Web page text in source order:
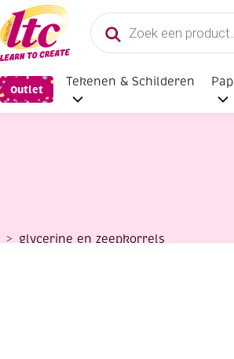
Producten
zoeken
Outlet
Tekenen & Schilderen
glycerine en zeepkorrels